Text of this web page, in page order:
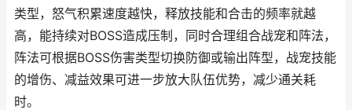
类型，怒气积累速度越快，释放技能和合击的频率就越
高，能持续对BOSS造成压制，同时合理组合战宠和阵法，
阵法可根据BOSS伤害类型切换防御或输出阵型，战宠技能
的增伤、减益效果可进一步放大队伍优势，减少通关耗
时。